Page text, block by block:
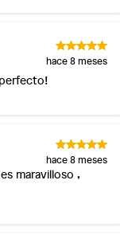
hace 8 meses
hace 8 meses
maravilloso ,